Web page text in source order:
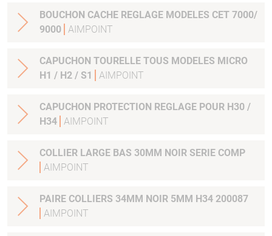
BOUCHON CACHE REGLAGE MODELES CET 7000/
9000 AIMPOINT
CAPUCHON TOURELLE TOUS MODELES MICRO
H1 / H2 / S1
AIMPOINT
CAPUCHON PROTECTION REGLAGE POUR H30 /
H34 AIMPOINT
COLLIER LARGE BAS 30MM NOIR SERIE COMP
AIMPOINT
PAIRE COLLIERS 34MM NOIR 5MM H34 200087
AIMPOINT